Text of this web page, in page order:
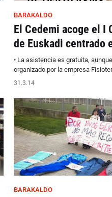
BARAKALDO
El Cedemi acoge el I
de Euskadi centrado
• La asistencia es gratuita,
organizado por la empresa
31.3.14
BARAKALDO